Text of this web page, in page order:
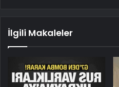
İlgili Makaleler